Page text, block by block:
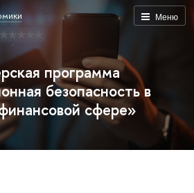
Меню
программа
безопасность
сфере»